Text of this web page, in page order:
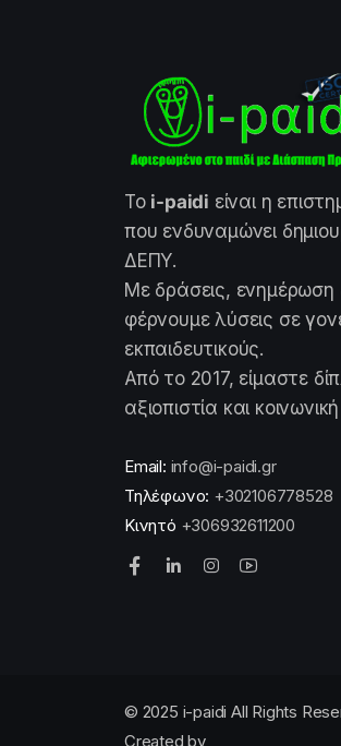
Το i-paidi είναι η
που ενδυναμώνει
ΔΕΠΥ.
Με δράσεις, ενημέρωση
φέρνουμε λύσεις σε
εκπαιδευτικούς.
Από το 2017, είμαστε
αξιοπιστία και
Email: info@i-paidi.gr
Τηλέφωνο: +302106778528
Κινητό +306932611200
© 2025 i-paidi All Rights
Created by